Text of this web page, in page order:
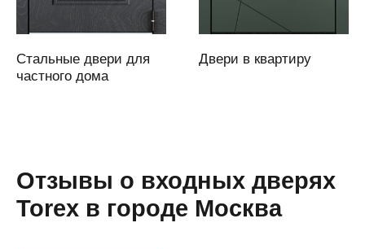
Аскарово
область)
Атырау
Стальные двери для
частного дома
Двери в квартиру
Отзывы о входных дверях
Torex в городе Москва